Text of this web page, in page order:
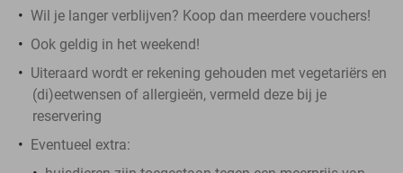
Wil je langer verblijven? Koop dan meerdere vouchers!
Ook geldig in het weekend!
Uiteraard wordt er rekening gehouden met vegetariërs en
(di)eetwensen of allergieën, vermeld deze bij je
reservering
Eventueel extra: